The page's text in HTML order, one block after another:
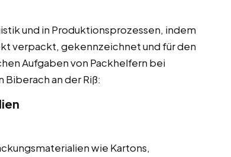
und in Produktionsprozessen, indem
verpackt, gekennzeichnet und für den
Aufgaben von Packhelfern bei
an der Riß:
wie Kartons,